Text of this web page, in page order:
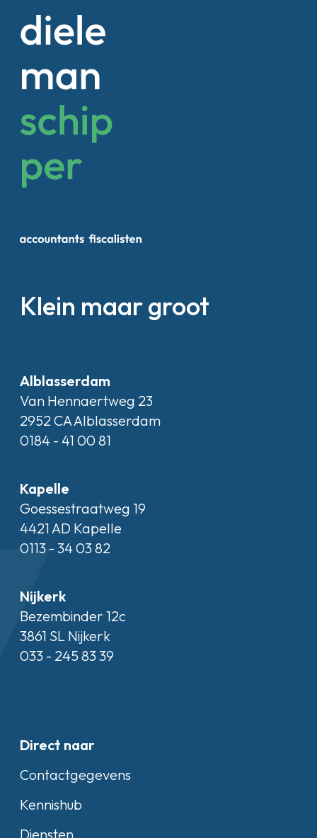
Klein maar groot
Alblasserdam
Van Hennaertweg 23
2952 CA Alblasserdam
0184 - 41 00 81
Kapelle
Goessestraatweg 19
4421 AD Kapelle
0113 - 34 03 82
Nijkerk
Bezembinder 12c
3861 SL Nijkerk
033 - 245 83 39
Direct naar
Contactgegevens
Kennishub
Diensten